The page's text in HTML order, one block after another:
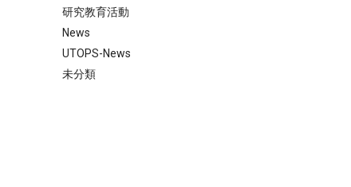
研究教育活動
News
UTOPS-News
未分類